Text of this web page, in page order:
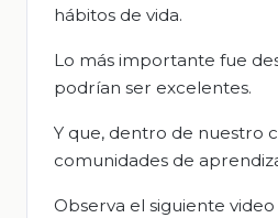
hábitos de vida.
Lo más importante fue
podrían ser excelentes.
Y que, dentro de nuestro
comunidades de
Observa el siguiente